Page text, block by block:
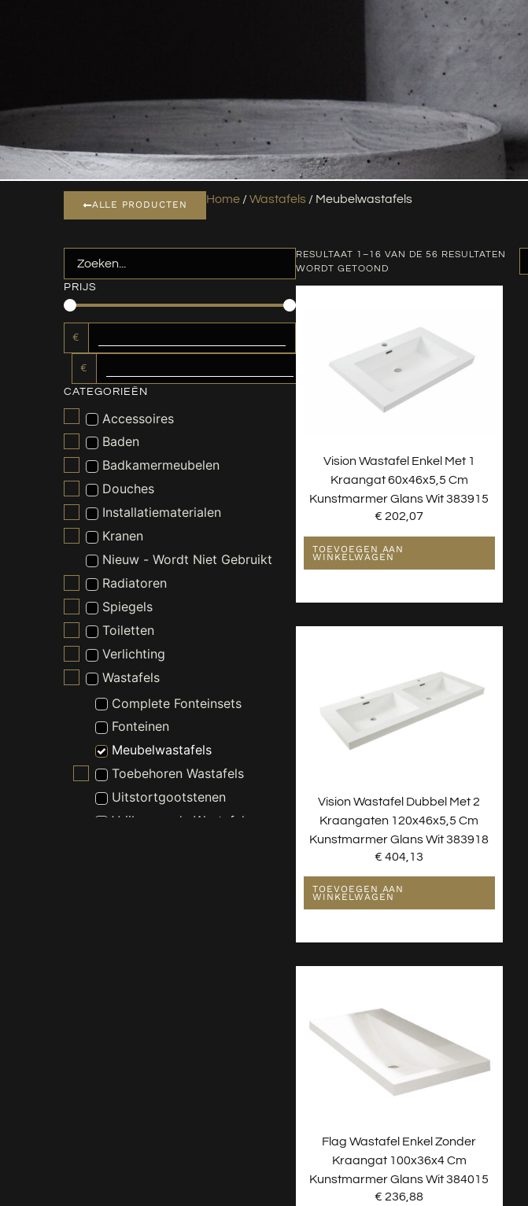
ALLE PRODUCTEN Home/Wastafels / Meubelwastafels
PRIJS
€
€
CATEGORIEËN
Accessoires
Baden
Badkamermeubelen
Douches
Installatiematerialen
Kranen
Nieuw - Wordt Niet Gebruikt
Radiatoren
Spiegels
Toiletten
Verlichting
Wastafels
Complete Fonteinsets
Fonteinen
Meubelwastafels
Toebehoren Wastafels
Uitstortgootstenen
Vrijhangende Wastafels
RESULTAAT 1–16 VAN DE 56 RESULTATEN
WORDT GETOOND
Vision Wastafel Enkel Met 1
Kraangat 60x46x5,5 Cm
Kunstmarmer Glans Wit 383915
€ 202,07
TOEVOEGEN AAN
WINKELWAGEN
Vision Wastafel Dubbel Met 2
Kraangaten 120x46x5,5 Cm
Kunstmarmer Glans Wit 383918
€ 404,13
TOEVOEGEN AAN
WINKELWAGEN
Flag Wastafel Enkel Zonder
Kraangat 100x36x4 Cm
Kunstmarmer Glans Wit 384015
€ 236,88